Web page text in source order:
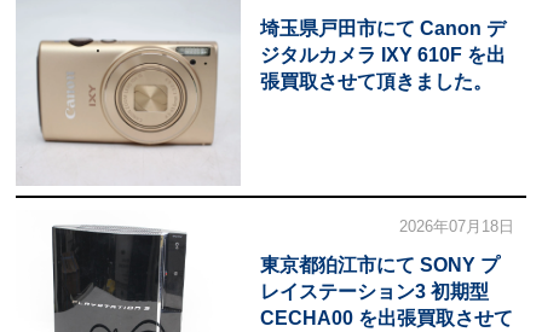
埼玉県戸田市にて Canon デ
ジタルカメラ IXY 610F を出
張買取させて頂きました。
2026年07月18日
東京都狛江市にて SONY プ
レイステーション3 初期型
CECHA00 を出張買取させて